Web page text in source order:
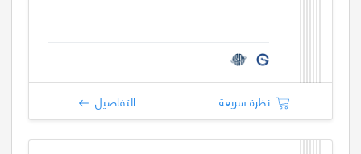
نظرة سريعة التفاصيل